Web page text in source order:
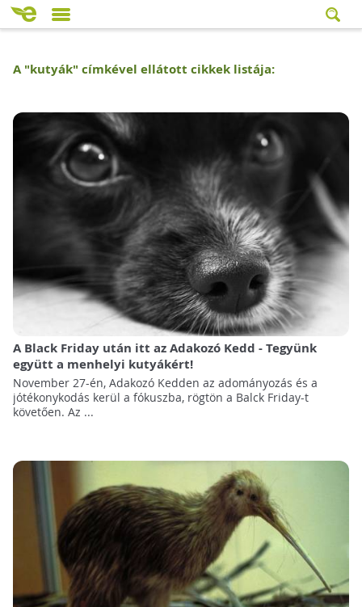
A "kutyák" címkével ellátott cikkek listája:
A Black Friday után itt az Adakozó Kedd - Tegyünk
együtt a menhelyi kutyákért!
November 27-én, Adakozó Kedden az adományozás és a
jótékonykodás kerül a fókuszba, rögtön a Balck Friday-t
követően. Az ...